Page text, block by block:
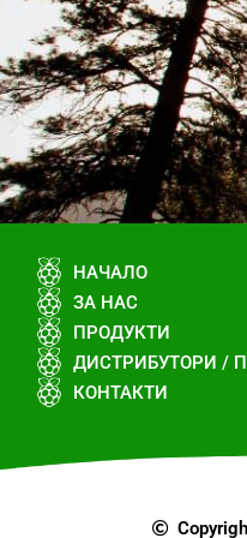
НАЧАЛО
ЗА НАС
ПРОДУКТИ
ДИСТРИБУТОРИ /
КОНТАКТИ